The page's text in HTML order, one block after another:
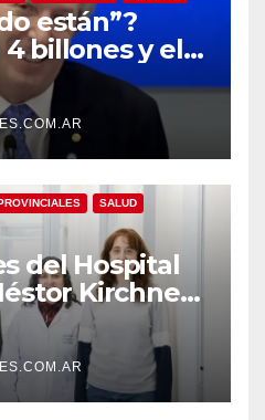
están”?
billones y el
BCRA
risita
SALUD
del Hospital
Kirchner
estudio
cerebral y las